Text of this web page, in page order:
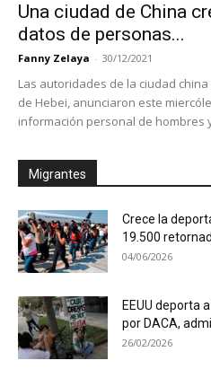
Una ciudad de China
datos de personas...
Fanny Zelaya - 30/12/2021
Las autoridades de la ciudad
de Hebei, anunciaron este
información personal de hombres
Migrantes
Crece la
19.500
04/06/2026
EEUU deporta
por DACA,
26/02/2026